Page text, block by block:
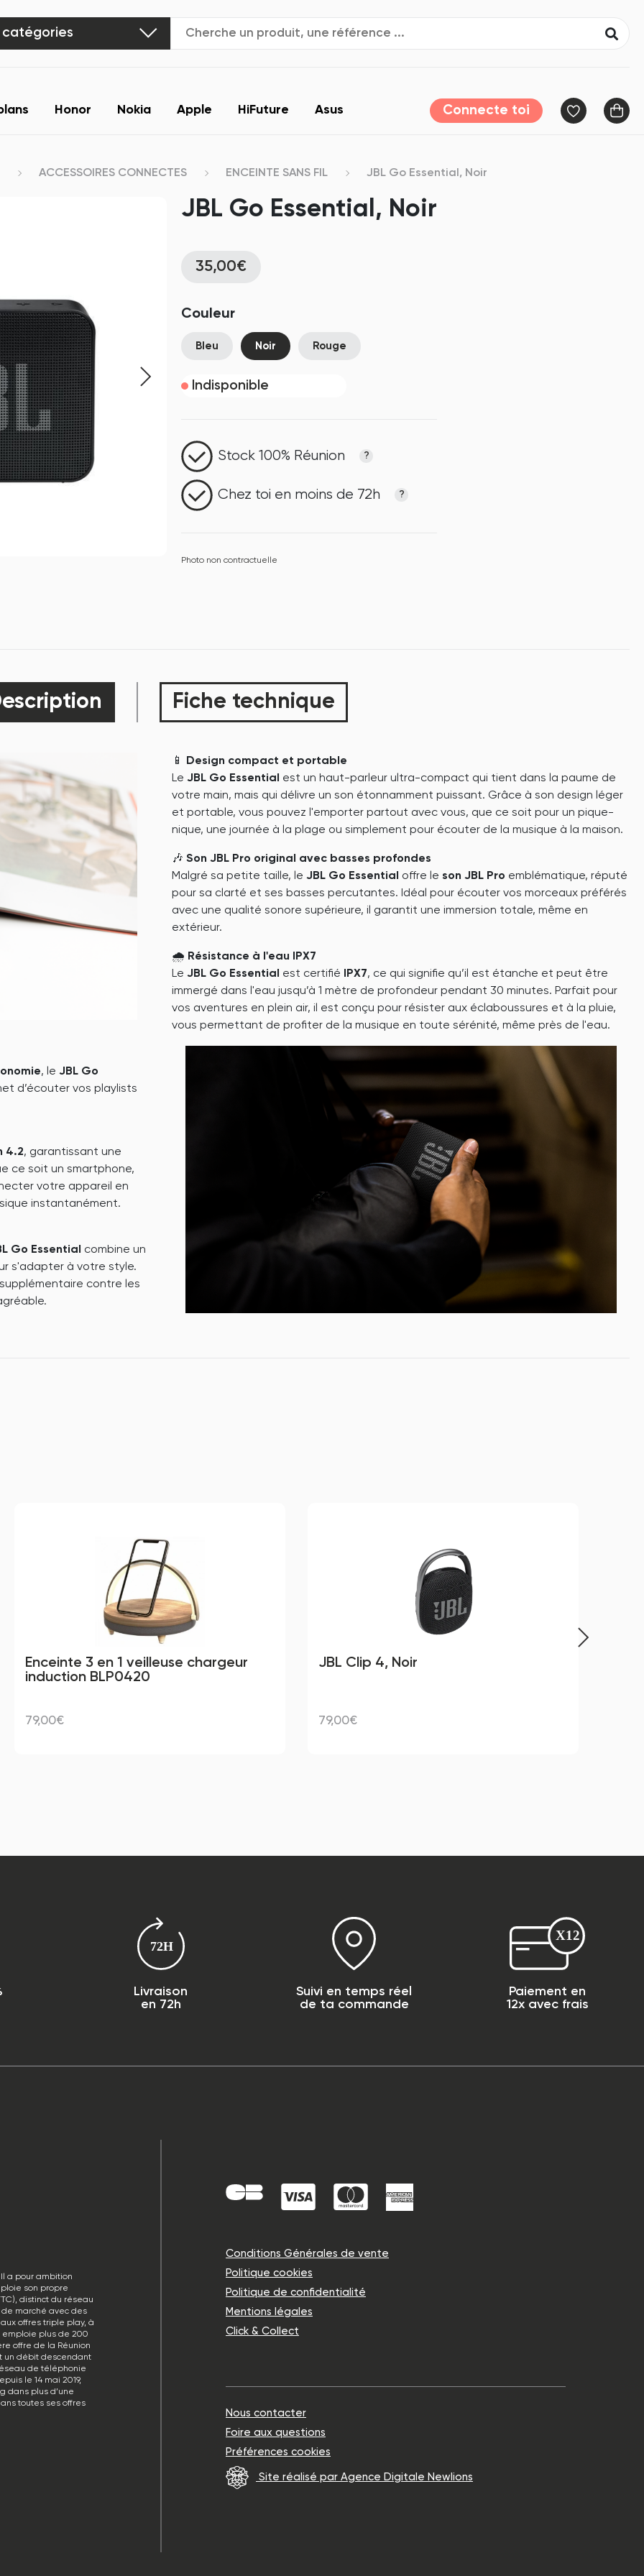
catégories
Honor Nokia Apple HiFuture Asus Connecte toi
ACCESSOIRES CONNECTES ENCEINTE SANS FIL JBL Go Essential, Noir
JBL Go Essential, Noir
35,00€
Couleur
Bleu Noir Rouge
Indisponible
Stock 100% Réunion ?
Chez toi en moins de 72h ?
Photo non contractuelle
Fiche technique
📱
Design compact et portable
Le JBL Go Essential
est un haut-parleur ultra-compact qui tient dans la paume de
votre main, mais qui délivre un son étonnamment puissant. Grâce à son design léger
et portable, vous pouvez l'emporter partout avec vous, que ce soit pour un pique-
nique, une journée à la plage ou simplement pour écouter de la musique à la maison.
🎶 Son JBL Pro original avec basses profondes
Malgré sa petite taille, le JBL Go Essential offre le son JBL Pro emblématique, réputé
pour sa clarté et ses basses percutantes. Idéal pour écouter vos morceaux préférés
avec une qualité sonore supérieure, il garantit une immersion totale, même en
extérieur.
🌧️ Résistance à l'eau IPX7
Le JBL Go Essential est certifié IPX7, ce qui signifie qu’il est étanche et peut être
immergé dans l'eau jusqu’à 1 mètre de profondeur pendant 30 minutes. Parfait pour
vos aventures en plein air, il est conçu pour résister aux éclaboussures et à la pluie,
vous permettant de profiter de la musique en toute sérénité, même près de l'eau.
, le JBL Go
d’écouter vos playlists
4.2, garantissant une
ce soit un smartphone,
votre appareil en
instantanément.
Go Essential
combine un
s'adapter à votre style.
contre les
Enceinte 3 en 1 veilleuse chargeur
induction BLP0420
79,00€
JBL Clip 4, Noir
79,00€
Livraison
en 72h
Suivi en temps réel
de ta commande
Paiement en
12x avec frais
a pour ambition
son propre
distinct du réseau
de marché avec des
offres triple play, à
emploie plus de 200
offre de la Réunion
un débit descendant
de téléphonie
le 14 mai 2019,
dans plus d’une
toutes ses offres
Conditions Générales de vente
Politique cookies
Politique de confidentialité
Mentions légales
Click & Collect
Nous contacter
Foire aux questions
Préférences cookies
Site réalisé par Agence Digitale Newlions